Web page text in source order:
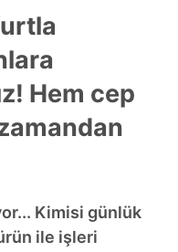
Hem cep
Kimisi günlük
ile işleri